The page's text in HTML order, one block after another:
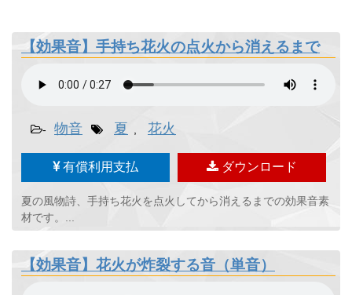
【効果音】手持ち花火の点火から消えるまで
- 物音 夏 花火
有償利用支払 ダウンロード
夏の風物詩、手持ち花火を点火してから消えるまでの効果音素
材です。...
【効果音】花火が炸裂する音（単音）